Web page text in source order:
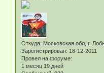
Откуда: Московская обл, г.
Зарегистрирован: 18-12-2011
Провел на форуме:
1 месяц 19 дней